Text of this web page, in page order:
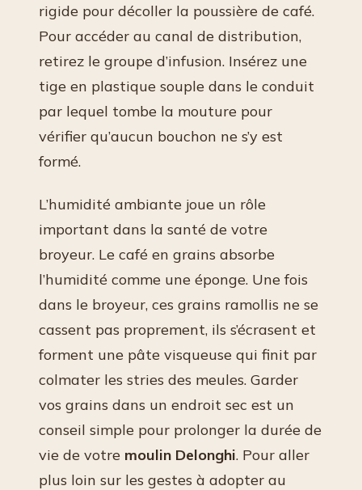
rigide pour décoller la poussière de café.
Pour accéder au canal de distribution,
retirez le groupe d’infusion. Insérez une
tige en plastique souple dans le conduit
par lequel tombe la mouture pour
vérifier qu’aucun bouchon ne s’y est
formé.
L’humidité ambiante joue un rôle
important dans la santé de votre
broyeur. Le café en grains absorbe
l’humidité comme une éponge. Une fois
dans le broyeur, ces grains ramollis ne se
cassent pas proprement, ils s’écrasent et
forment une pâte visqueuse qui finit par
colmater les stries des meules. Garder
vos grains dans un endroit sec est un
conseil simple pour prolonger la durée de
vie de votre moulin Delonghi. Pour aller
plus loin sur les gestes à adopter au